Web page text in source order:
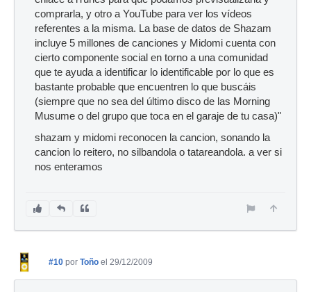
comprarla, y otro a YouTube para ver los vídeos
referentes a la misma. La base de datos de Shazam
incluye 5 millones de canciones y Midomi cuenta con
cierto componente social en torno a una comunidad
que te ayuda a identificar lo identificable por lo que es
bastante probable que encuentren lo que buscáis
(siempre que no sea del último disco de las Morning
Musume o del grupo que toca en el garaje de tu casa)"
shazam y midomi reconocen la cancion, sonando la
cancion lo reitero, no silbandola o tatareandola. a ver si
nos enteramos
#10 por Toño el 29/12/2009